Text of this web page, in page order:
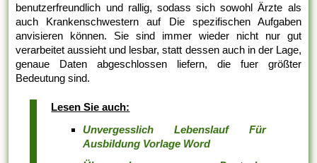
benutzerfreundlich und rallig, sodass sich sowohl Ärzte als
auch Krankenschwestern auf Die spezifischen Aufgaben
anvisieren können. Sie sind immer wieder nicht nur gut
verarbeitet aussieht und lesbar, statt dessen auch in der Lage,
genaue Daten abgeschlossen liefern, die fuer größter
Bedeutung sind.
Lesen Sie auch:
Unvergesslich Lebenslauf Für
Ausbildung Vorlage Word